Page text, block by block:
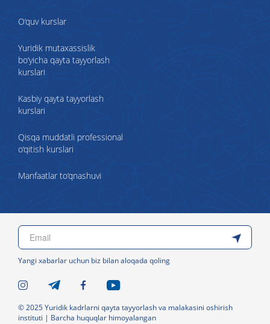
O‘quv kurslar
Yuridik mutaxassislik
bo‘yicha qayta tayyorlash
kurslari
Kasbiy qayta tayyorlash
kurslari
Qisqa muddatli professional
o‘qitish kurslari
Manfaatlar to‘qnashuvi
Yangi xabarlar uchun biz bilan aloqada qoling
© 2025 Yuridik kadrlarni qayta tayyorlash va malakasini oshirish
instituti | Barcha huquqlar himoyalangan